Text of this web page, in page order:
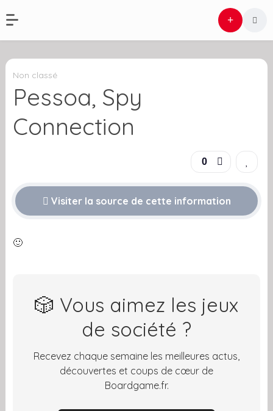
Non classé
Pessoa, Spy
Connection
0
Visiter la source de cette information
🙂
🎲 Vous aimez les jeux
de société ?
Recevez chaque semaine les meilleures actus,
découvertes et coups de cœur de
Boardgame.fr.